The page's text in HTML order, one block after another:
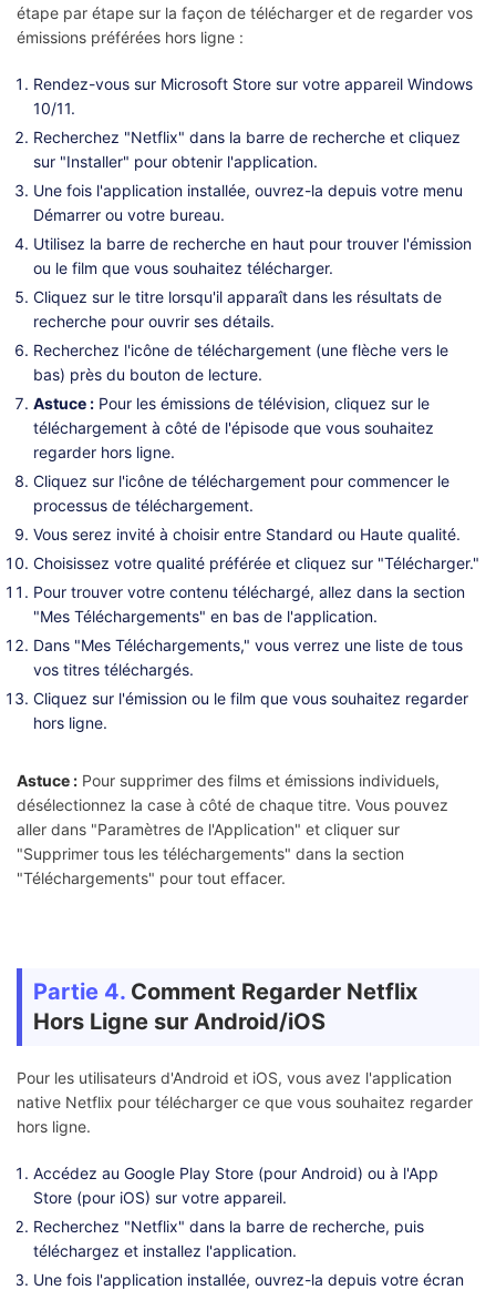
étape par étape sur la façon de télécharger et de regarder vos
émissions préférées hors ligne :
Rendez-vous sur Microsoft Store sur votre appareil Windows
10/11.
Recherchez "Netflix" dans la barre de recherche et cliquez
sur "Installer" pour obtenir l'application.
Une fois l'application installée, ouvrez-la depuis votre menu
Démarrer ou votre bureau.
Utilisez la barre de recherche en haut pour trouver l'émission
ou le film que vous souhaitez télécharger.
Cliquez sur le titre lorsqu'il apparaît dans les résultats de
recherche pour ouvrir ses détails.
Recherchez l'icône de téléchargement (une flèche vers le
bas) près du bouton de lecture.
Astuce : Pour les émissions de télévision, cliquez sur le
téléchargement à côté de l'épisode que vous souhaitez
regarder hors ligne.
Cliquez sur l'icône de téléchargement pour commencer le
processus de téléchargement.
Vous serez invité à choisir entre Standard ou Haute qualité.
Choisissez votre qualité préférée et cliquez sur "Télécharger."
Pour trouver votre contenu téléchargé, allez dans la section
"Mes Téléchargements" en bas de l'application.
Dans "Mes Téléchargements," vous verrez une liste de tous
vos titres téléchargés.
Cliquez sur l'émission ou le film que vous souhaitez regarder
hors ligne.
Astuce : Pour supprimer des films et émissions individuels,
désélectionnez la case à côté de chaque titre. Vous pouvez
aller dans "Paramètres de l'Application" et cliquer sur
"Supprimer tous les téléchargements" dans la section
"Téléchargements" pour tout effacer.
Partie 4. Comment Regarder Netflix
Hors Ligne sur Android/iOS
Pour les utilisateurs d'Android et iOS, vous avez l'application
native Netflix pour télécharger ce que vous souhaitez regarder
hors ligne.
Accédez au Google Play Store (pour Android) ou à l'App
Store (pour iOS) sur votre appareil.
Recherchez "Netflix" dans la barre de recherche, puis
téléchargez et installez l'application.
Une fois l'application installée, ouvrez-la depuis votre écran